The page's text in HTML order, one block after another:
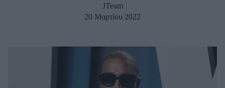
JTeam
20 Μαρτίου 2022